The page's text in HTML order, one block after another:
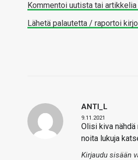
Kommentoi uutista tai
Lähetä palautetta / raportoi
ANTI_L
9.11.2021
Olisi kiva
noita lukuja
Kirjaudu sisään